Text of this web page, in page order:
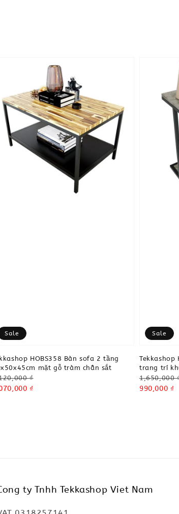
Sale
HOBS358 Bàn sofa 2 tầng
mặt gỗ tràm chân sắt
₫
₫
Sale
Tekkashop
trang trí
Regular
price
1,650,000
Sale
990,000 ₫
ty Tnhh Tekkashop Viet Nam